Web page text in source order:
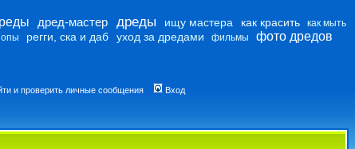
дред-мастер дреды ищу мастера как красить как мыть
регги, ска и даб уход за дредами фильмы фото дредов
и проверить личные сообщения Вход